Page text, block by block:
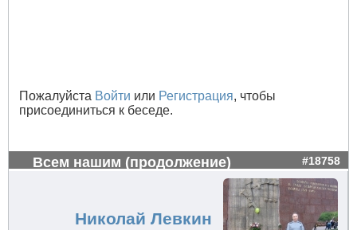
Пожалуйста Войти или Регистрация, чтобы
присоединиться к беседе.
Всем нашим (продолжение) #18758
Николай Левкин